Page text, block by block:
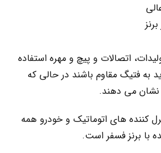
اتصالات و پیچ و مهره استفاده
به فتیگ مقاوم باشند در حالی که
نشان می دهند.
کننده های اتوماتیک و خودرو همه
با برنز فسفر است.